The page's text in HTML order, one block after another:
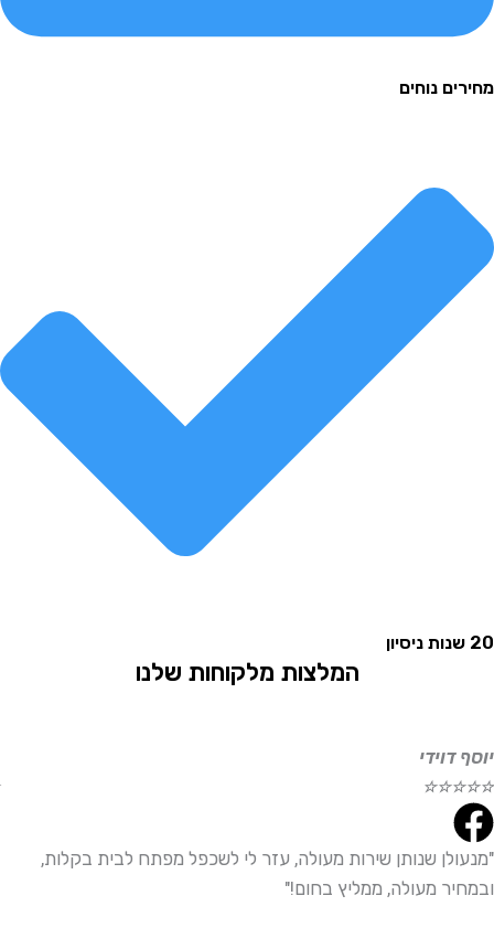
נוחים
המלצות מלקוחות שלנו
☆
☆
שנותן שירות מעולה, עזר לי לשכפל מפתח לבית בקלות,
מעולה, ממליץ בחום!"